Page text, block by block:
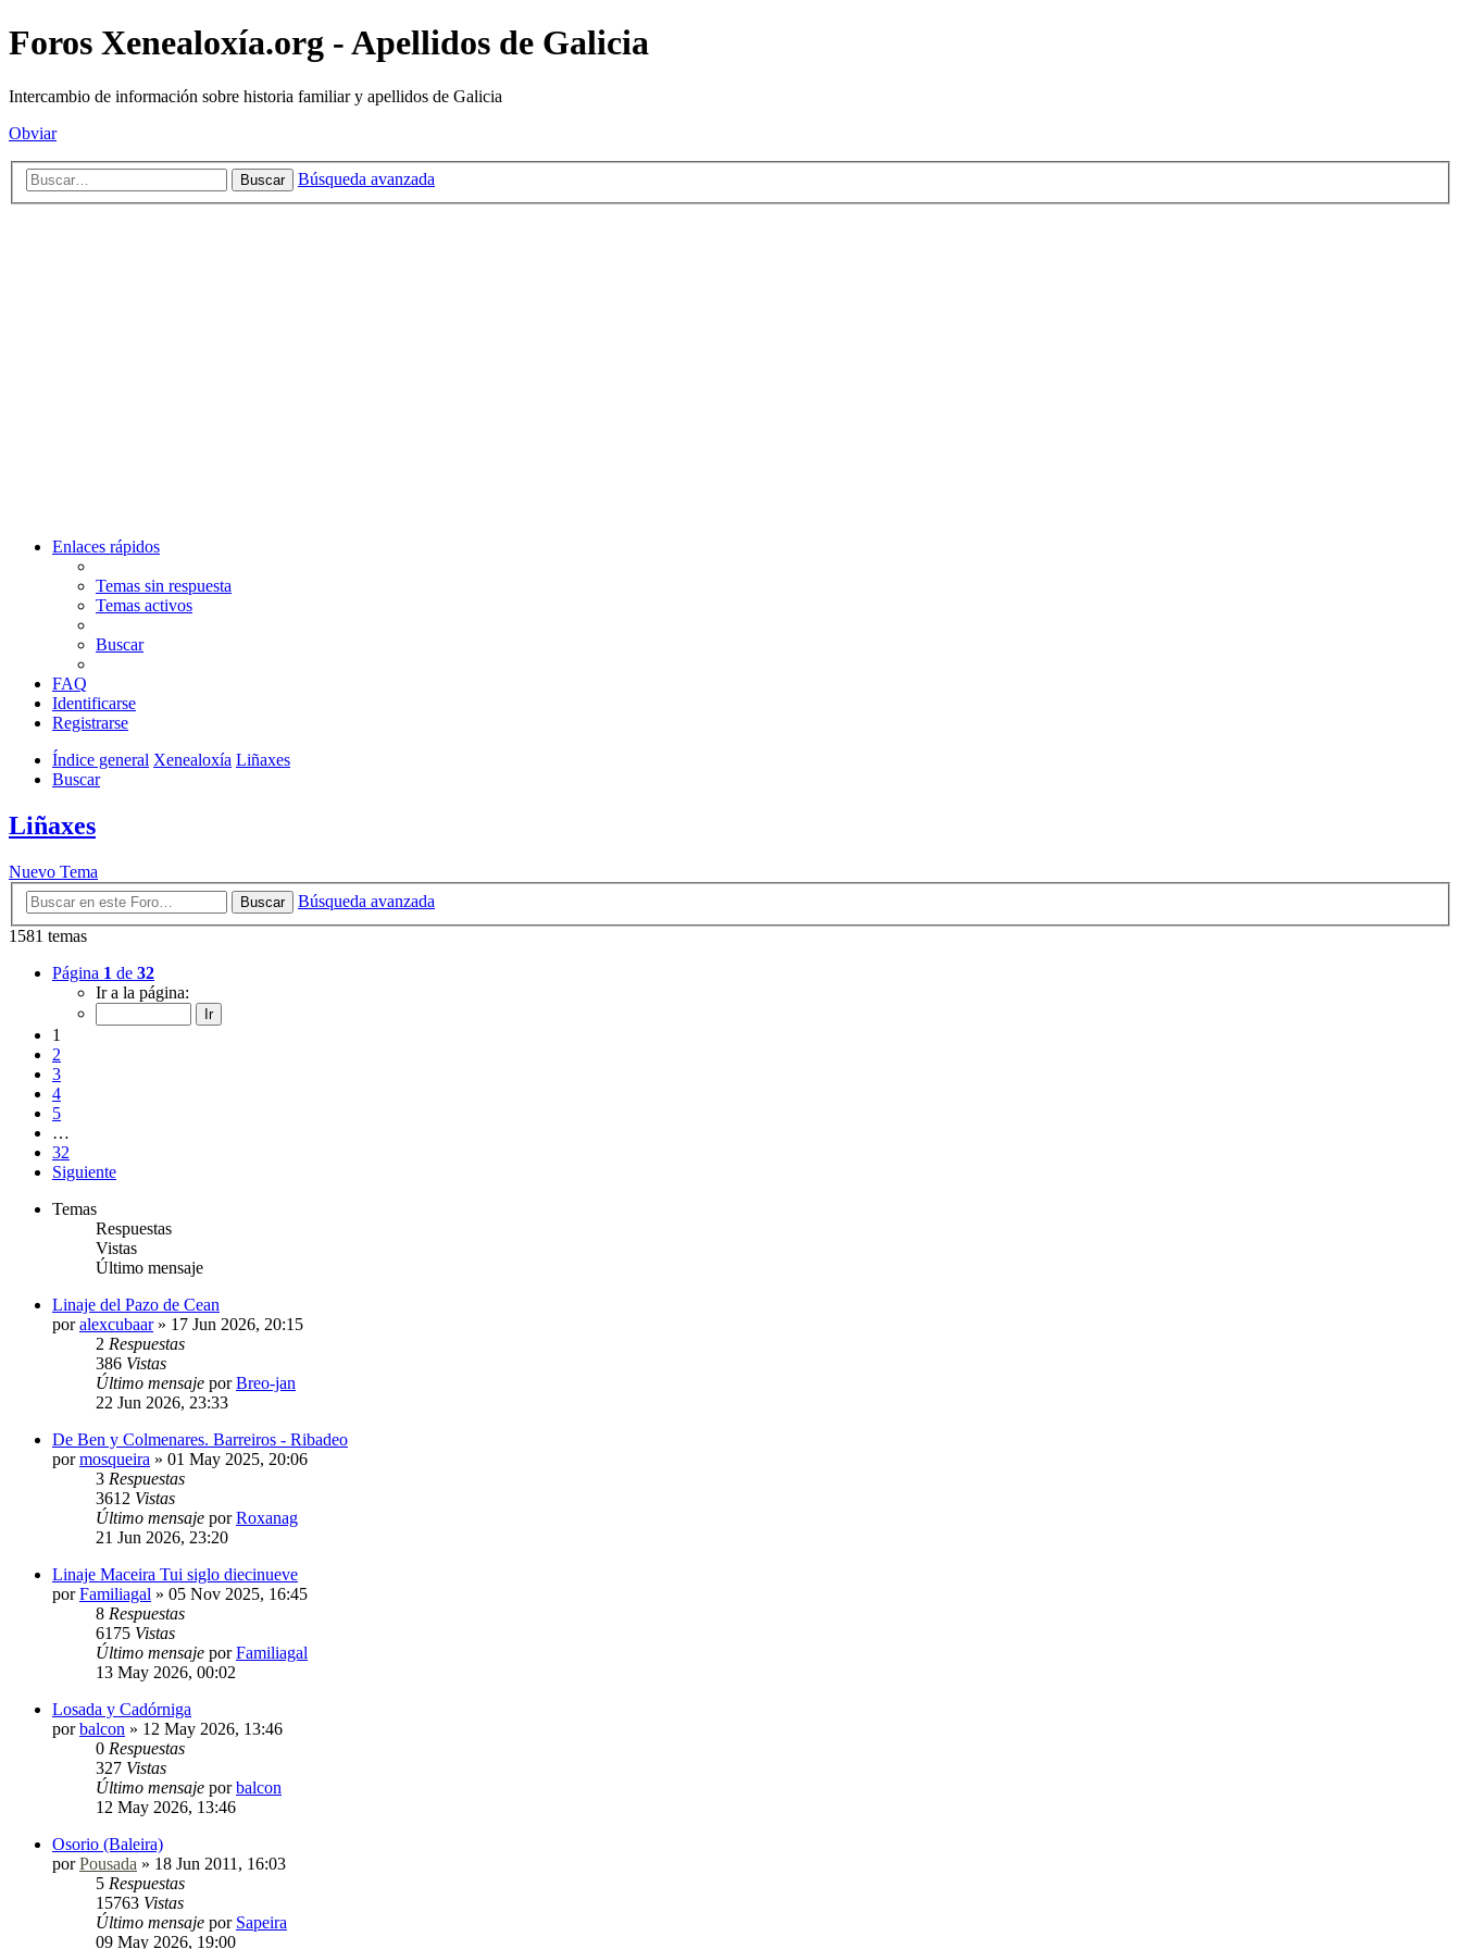
Foros Xenealoxía.org - Apellidos de Galicia
Intercambio de información sobre historia familiar y apellidos de Galicia
Obviar
Buscar Búsqueda avanzada
Enlaces rápidos
Temas sin respuesta
Temas activos
Buscar
FAQ
Identificarse
Registrarse
Índice general Xenealoxía Liñaxes
Buscar
Liñaxes
Nuevo Tema
Buscar
Búsqueda avanzada
1581 temas
Página 1 de 32
Ir a la página:
1
2
3
4
5
…
32
Siguiente
Temas
Respuestas
Vistas
Último mensaje
Linaje del Pazo de Cean
poralexcubaar» 17 Jun 2026, 20:15
2 Respuestas
386 Vistas
Último mensaje porBreo-jan
22 Jun 2026, 23:33
De Ben y Colmenares. Barreiros - Ribadeo
pormosqueira » 01 May 2025, 20:06
3 Respuestas
3612 Vistas
Último mensaje porRoxanag
21 Jun 2026, 23:20
Linaje Maceira Tui siglo diecinueve
porFamiliagal » 05 Nov 2025, 16:45
8 Respuestas
6175 Vistas
Último mensaje porFamiliagal
13 May 2026, 00:02
Losada y Cadórniga
porbalcon » 12 May 2026, 13:46
0 Respuestas
327 Vistas
Último mensaje porbalcon
12 May 2026, 13:46
Osorio (Baleira)
porPousada » 18 Jun 2011, 16:03
5 Respuestas
15763 Vistas
Último mensaje por Sapeira
09 May 2026, 19:00